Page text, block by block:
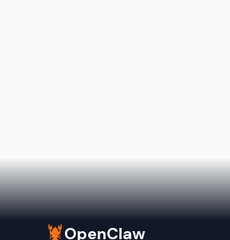
🦞OpenClaw